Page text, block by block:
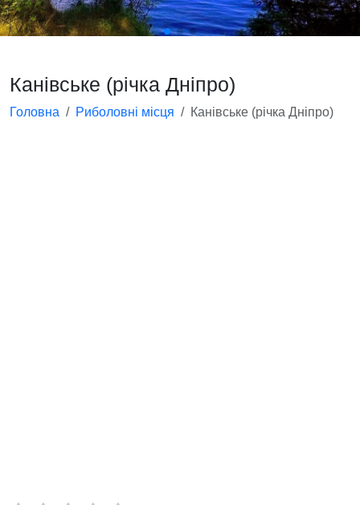
Канівське (річка Дніпро)
Головна Риболовні місця Канівське (річка Дніпро)